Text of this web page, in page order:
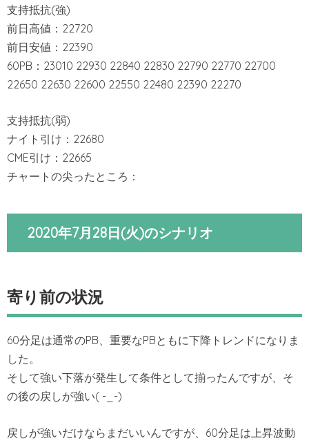
支持抵抗(強)
前日高値：22720
前日安値：22390
60PB：23010 22930 22840 22830 22790 22770 22700
22650 22630 22600 22550 22480 22390 22270
支持抵抗(弱)
ナイト引け：22680
CME引け：22665
チャートの尖ったところ：
2020年7月28日(火)のシナリオ
寄り前の状況
60分足は通常のPB、重要なPBともに下降トレンドになりま
した。
そして強い下落が発生して条件として揃ったんですが、そ
の後の戻しが強い( -_-)
戻しが強いだけならまだいいんですが、60分足は上昇波動